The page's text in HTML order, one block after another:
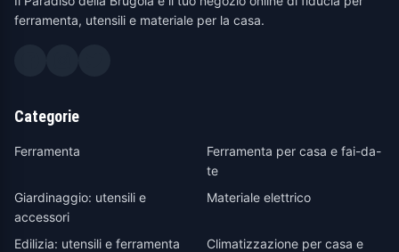
ferramenta, utensili e materiale per la casa.
Categorie
Ferramenta
Ferramenta per casa e fai-da-
te
Giardinaggio: utensili e
accessori
Materiale elettrico
Edilizia: utensili e ferramenta
Climatizzazione per casa e